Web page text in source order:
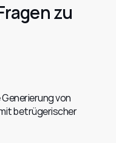
zu
von
betrügerischer